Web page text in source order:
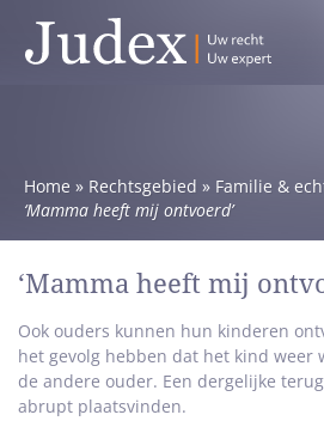
Home » Rechtsgebied » Familie &
‘Mamma heeft mij ontvoerd’
‘Mamma heeft mij
Ook ouders kunnen hun kinderen
het gevolg hebben dat het kind weer
de andere ouder. Een dergelijke
abrupt plaatsvinden.